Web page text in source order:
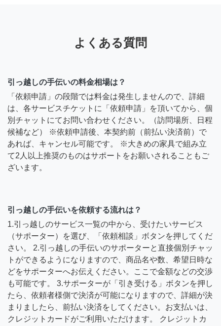
よくある質問
引っ越しの手伝いの料金相場は？
「依頼申請」の段階では料金は発生しませんので、詳細
は、各サービスチケットに「依頼申請」を頂いてから、個
別チャットにてお問い合わせください。（訪問場所、日程
候補など） ※依頼申請後、本契約前（前払い決済前）で
あれば、キャンセル可能です。 ※大きめの家具で組み立
て2人以上推奨のものはサポートをお願いされることもご
ざいます。
引っ越しの手伝いを依頼する流れは？
1.引っ越しのサービス一覧の中から、受けたいサービス
（サポーター）を選び、「依頼相談」ボタンを押してくだ
さい。 2.引っ越しの手伝いのサポーターと直接個別チャッ
トができるようになりますので、商品名や数、希望日時な
どをサポーターへお伝えください。ここで金額などの交渉
も可能です。 3.サポーターが「引き受ける」ボタンを押し
たら、依頼者様側で決済が可能になりますので、詳細が決
まりましたら、前払い決済をしてください。お支払いは、
クレジットカードがご利用いただけます。 クレジットカ